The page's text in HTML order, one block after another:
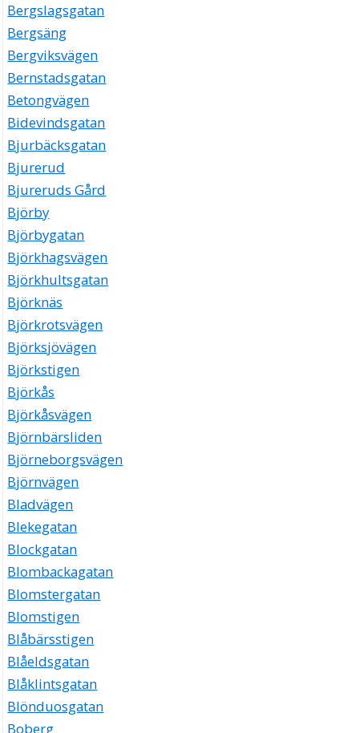
Bergslagsgatan
Bergsäng
Bergviksvägen
Bernstadsgatan
Betongvägen
Bidevindsgatan
Bjurbäcksgatan
Bjurerud
Bjureruds Gård
Björby
Björbygatan
Björkhagsvägen
Björkhultsgatan
Björknäs
Björkrotsvägen
Björksjövägen
Björkstigen
Björkås
Björkåsvägen
Björnbärsliden
Björneborgsvägen
Björnvägen
Bladvägen
Blekegatan
Blockgatan
Blombackagatan
Blomstergatan
Blomstigen
Blåbärsstigen
Blåeldsgatan
Blåklintsgatan
Blönduosgatan
Boberg